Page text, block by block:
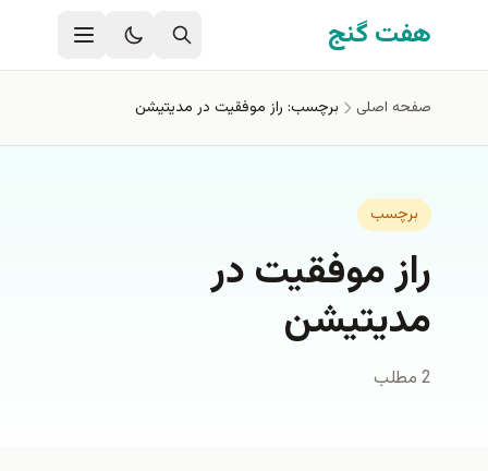
رفتن به محتوای اصلی
هفت گنج
صفحه اصلی برچسب: راز موفقیت در مدیتیشن
برچسب
راز موفقیت در
مدیتیشن
2 مطلب